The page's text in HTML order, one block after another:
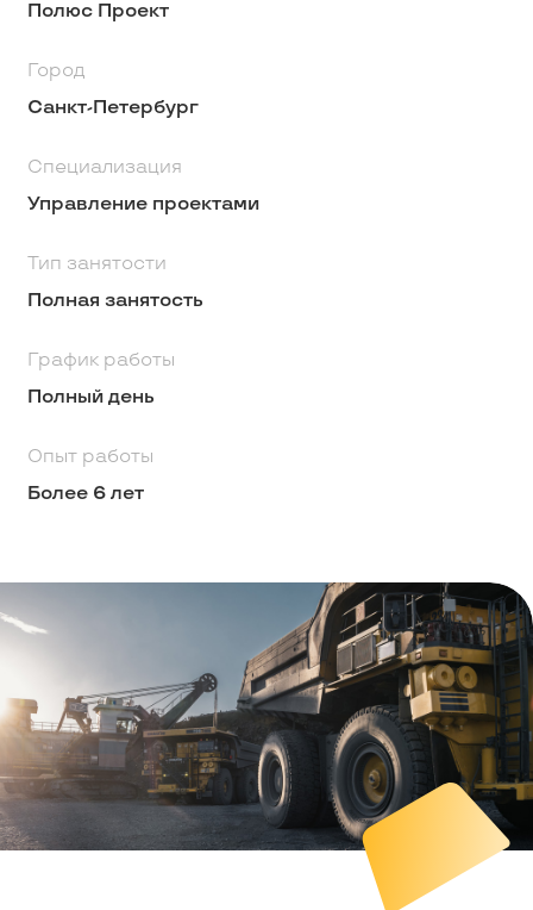
Полюс Проект
Город
Санкт-Петербург
Специализация
Управление проектами
Тип занятости
Полная занятость
График работы
Полный день
Опыт работы
Более 6 лет